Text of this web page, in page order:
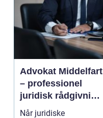
Advokat Middelfart
– professionel
juridisk rådgivning
tæt på dig
Når juridiske